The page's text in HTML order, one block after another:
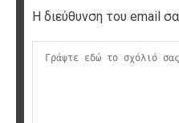
Η διεύθυνση του email